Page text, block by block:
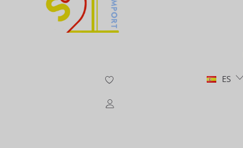
ES